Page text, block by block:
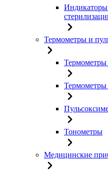
Индикаторы
Термометры и
Термометры
Термометры
Тонометры
Медицинские